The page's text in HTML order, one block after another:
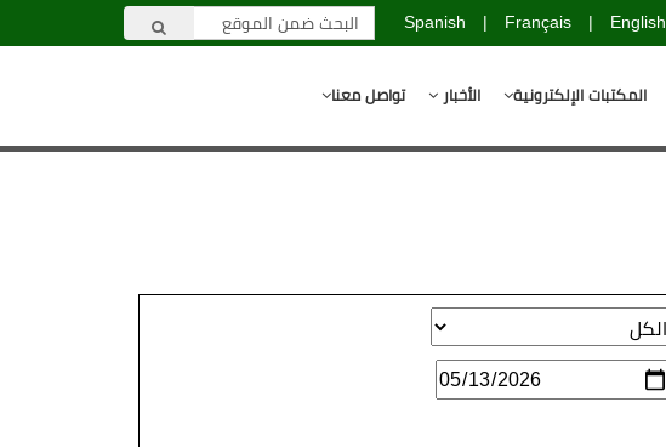
English
|
Français
|
Spanish
المكتبات الإلكترونية الأخبار تواصل معنا